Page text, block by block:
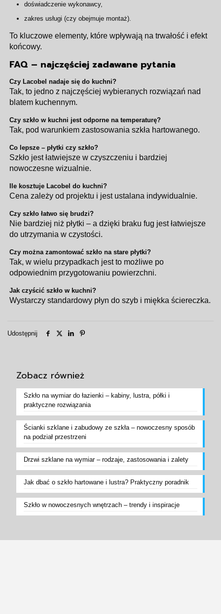
doświadczenie wykonawcy,
zakres usługi (czy obejmuje montaż).
To kluczowe elementy, które wpływają na trwałość i efekt
końcowy.
FAQ – najczęściej zadawane pytania
Czy Lacobel nadaje się do kuchni?
Tak, to jedno z najczęściej wybieranych rozwiązań nad
blatem kuchennym.
Czy szkło w kuchni jest odporne na temperaturę?
Tak, pod warunkiem zastosowania szkła hartowanego.
Co lepsze – płytki czy szkło?
Szkło jest łatwiejsze w czyszczeniu i bardziej
nowoczesne wizualnie.
Ile kosztuje Lacobel do kuchni?
Cena zależy od projektu i jest ustalana indywidualnie.
Czy szkło łatwo się brudzi?
Nie bardziej niż płytki – a dzięki braku fug jest łatwiejsze
do utrzymania w czystości.
Czy można zamontować szkło na stare płytki?
Tak, w wielu przypadkach jest to możliwe po
odpowiednim przygotowaniu powierzchni.
Jak czyścić szkło w kuchni?
Wystarczy standardowy płyn do szyb i miękka ściereczka.
Udostępnij
Zobacz również
Szkło na wymiar do łazienki – kabiny, lustra, półki i
praktyczne rozwiązania
Ścianki szklane i zabudowy ze szkła – nowoczesny sposób
na podział przestrzeni
Drzwi szklane na wymiar – rodzaje, zastosowania i zalety
Jak dbać o szkło hartowane i lustra? Praktyczny poradnik
Szkło w nowoczesnych wnętrzach – trendy i inspiracje